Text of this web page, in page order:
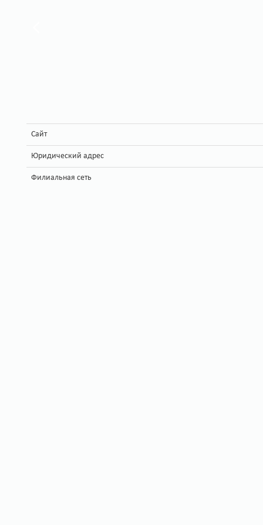
Сайт
Юридический адрес
Филиальная сеть